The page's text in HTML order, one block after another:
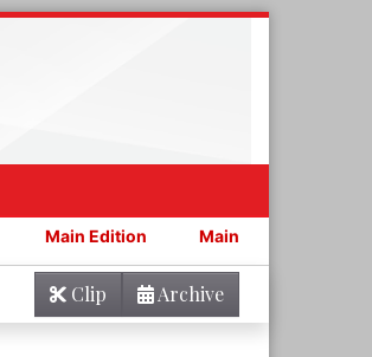
Main Edition Main Edition
Archive
Clip